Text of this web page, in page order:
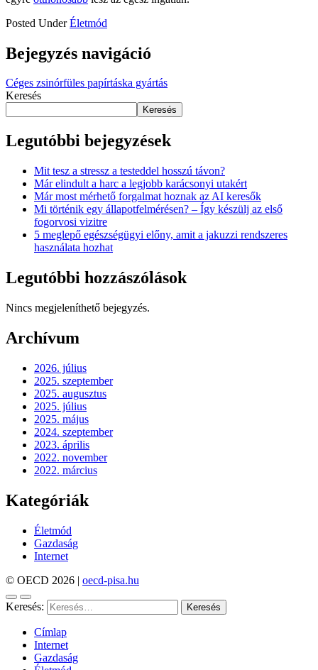
Posted UnderÉletmód
Bejegyzés navigáció
Céges zsinórfüles papírtáska gyártás
Keresés
Keresés
Legutóbbi bejegyzések
Mit tesz a stressz a testeddel hosszú távon?
Már elindult a harc a legjobb karácsonyi utakért
Már most mérhető forgalmat hoznak az AI keresők
Mi történik egy állapotfelmérésen? – Így készülj az első
fogorvosi vizitre
5 meglepő egészségügyi előny, amit a jakuzzi rendszeres
használata hozhat
Legutóbbi hozzászólások
Nincs megjeleníthető bejegyzés.
Archívum
2026. július
2025. szeptember
2025. augusztus
2025. július
2025. május
2024. szeptember
2023. április
2022. november
2022. március
Kategóriák
Életmód
Gazdaság
Internet
© OECD 2026 | oecd-pisa.hu
Keresés:
Címlap
Internet
Gazdaság